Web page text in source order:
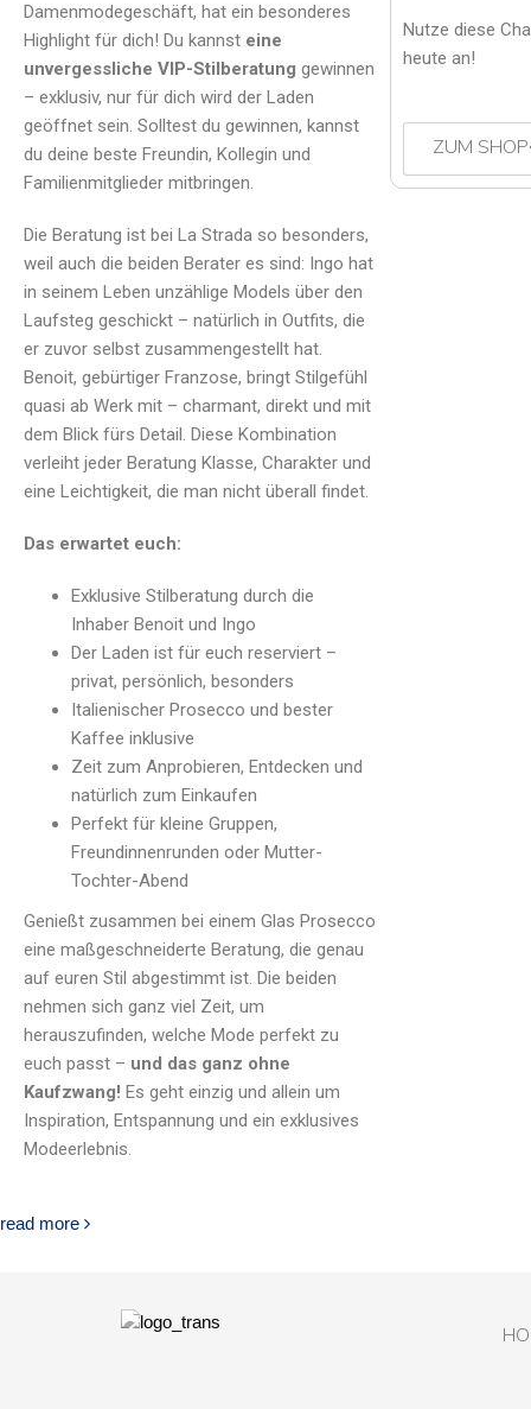
Damenmodegeschäft, hat ein besonderes
Highlight für dich! Du kannst eine
unvergessliche VIP-Stilberatung gewinnen
– exklusiv, nur für dich wird der Laden
geöffnet sein. Solltest du gewinnen, kannst
du deine beste Freundin, Kollegin und
Familienmitglieder mitbringen.
Die Beratung ist bei La Strada so besonders,
weil auch die beiden Berater es sind: Ingo hat
in seinem Leben unzählige Models über den
Laufsteg geschickt – natürlich in Outfits, die
er zuvor selbst zusammengestellt hat.
Benoit, gebürtiger Franzose, bringt Stilgefühl
quasi ab Werk mit – charmant, direkt und mit
dem Blick fürs Detail. Diese Kombination
verleiht jeder Beratung Klasse, Charakter und
eine Leichtigkeit, die man nicht überall findet.
Das erwartet euch:
Exklusive Stilberatung durch die
Inhaber Benoit und Ingo
Der Laden ist für euch reserviert –
privat, persönlich, besonders
Italienischer Prosecco und bester
Kaffee inklusive
Zeit zum Anprobieren, Entdecken und
natürlich zum Einkaufen
Perfekt für kleine Gruppen,
Freundinnenrunden oder Mutter-
Tochter-Abend
Genießt zusammen bei einem Glas Prosecco
eine maßgeschneiderte Beratung, die genau
auf euren Stil abgestimmt ist. Die beiden
nehmen sich ganz viel Zeit, um
herauszufinden, welche Mode perfekt zu
euch passt – und das ganz ohne
Kaufzwang! Es geht einzig und allein um
Inspiration, Entspannung und ein exklusives
Modeerlebnis.
Nutze diese
heute an!
ZUM SHOP
read more